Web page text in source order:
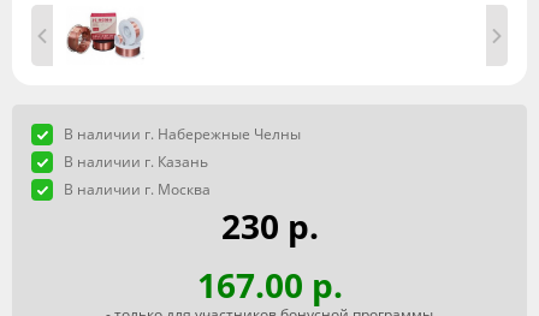
В наличии г. Набережные Челны
В наличии г. Казань
В наличии г. Москва
230 р.
167.00 р.